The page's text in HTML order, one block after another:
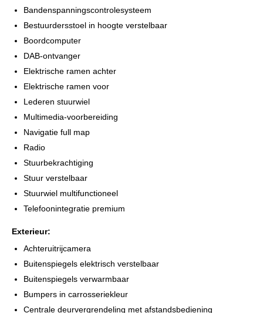
Om teleurstelling te voorkomen adviseren wij u om van te voren
te informeren naar de beschikbaarheid.
Alle moeite is genomen om de informatie op deze internetsite zo
nooit uit te sluiten. Vertrouw daarom niet alleen op deze
informatie, maar controleer bij aankoop de zaken die uw
beslissing zouden kunnen beïnvloeden.
Bandenspanningscontrolesysteem
Bestuurdersstoel in hoogte verstelbaar
Boordcomputer
DAB-ontvanger
Elektrische ramen achter
Elektrische ramen voor
Lederen stuurwiel
Multimedia-voorbereiding
Navigatie full map
Radio
Stuurbekrachtiging
Stuur verstelbaar
Stuurwiel multifunctioneel
Telefoonintegratie premium
Exterieur:
Achteruitrijcamera
Buitenspiegels elektrisch verstelbaar
Buitenspiegels verwarmbaar
Bumpers in carrosseriekleur
Centrale deurvergrendeling met afstandsbediening